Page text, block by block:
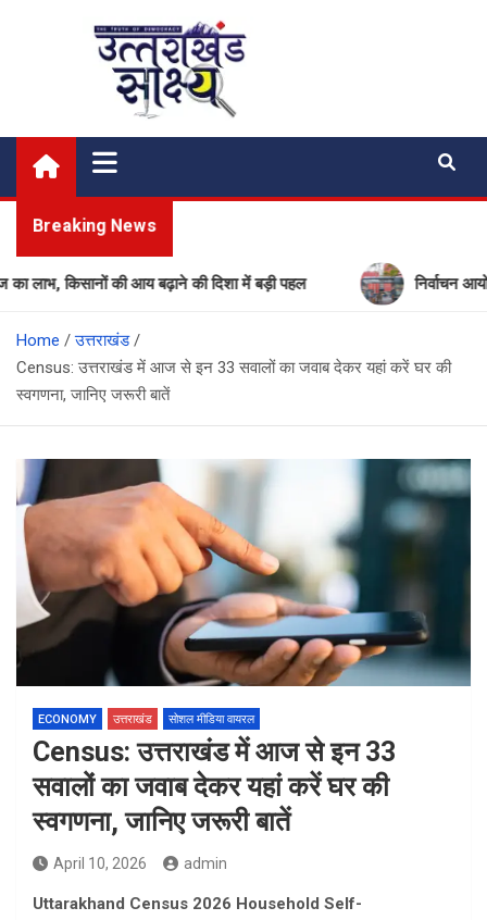
Uttarakhand Shakshya
My News Portal
Breaking News
की आय बढ़ाने की दिशा में बड़ी पहल निर्वाचन आयोग की
Home
उत्तराखंड
Census: उत्तराखंड में आज से इन 33 सवालों का जवाब देकर यहां करें घर की
स्वगणना, जानिए जरूरी बातें
ECONOMY उत्तराखंड सोशल मीडिया वायरल
Census: उत्तराखंड में आज से इन 33
सवालों का जवाब देकर यहां करें घर की
स्वगणना, जानिए जरूरी बातें
April 10, 2026 admin
Uttarakhand Census 2026 Household Self-